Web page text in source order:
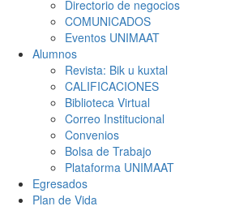
Directorio de negocios
COMUNICADOS
Eventos UNIMAAT
Alumnos
Revista: Bik u kuxtal
CALIFICACIONES
Biblioteca Virtual
Correo Institucional
Convenios
Bolsa de Trabajo
Plataforma UNIMAAT
Egresados
Plan de Vida